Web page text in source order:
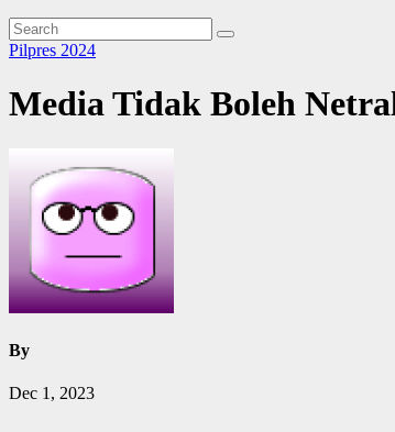
Pilpres 2024
Media Tidak Boleh
By
Dec 1, 2023